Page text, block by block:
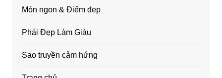
Món ngon & Điểm đẹp
Phái Đẹp Làm Giàu
Sao truyền cảm hứng